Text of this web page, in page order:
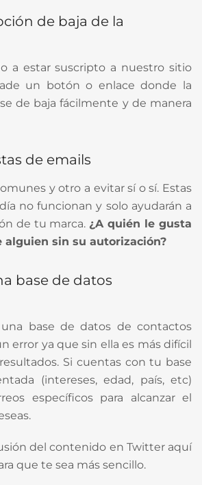
de baja de la
a estar suscripto a nuestro sitio
un botón o enlace donde la
de baja fácilmente y de manera
de emails
y otro a evitar sí o sí. Estas
no funcionan y solo ayudarán a
de tu marca. ¿A quién le gusta
alguien sin su autorización?
base de datos
base de datos de contactos
error ya que sin ella es más difícil
Si cuentas con tu base
(intereses, edad, país, etc)
específicos para alcanzar el
del contenido en Twitter aquí
que te sea más sencillo.